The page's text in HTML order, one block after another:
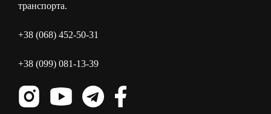
транспорта.
+38 (068) 452-50-31
+38 (099) 081-13-39